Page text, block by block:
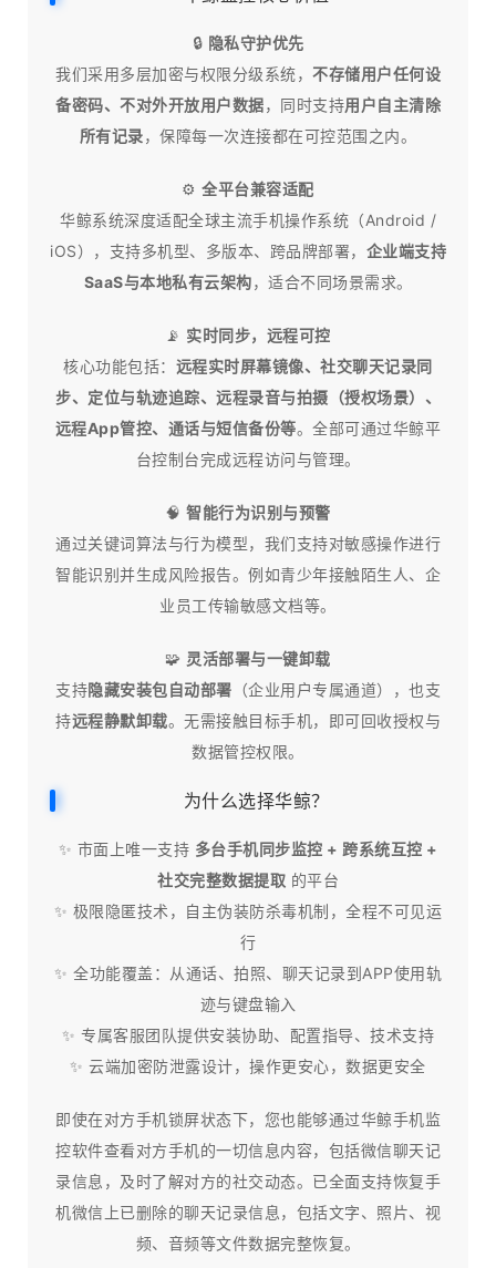
🔒 隐私守护优先
我们采用多层加密与权限分级系统， 不存储用户任何设
备密码、不对外开放用户数据，同时支持用户自主清除
所有记录，保障每一次连接都在可控范围之内。
⚙全平台兼容适配
华鲸系统深度适配全球主流手机操作系统（Android /
iOS），支持多机型、多版本、跨品牌部署， 企业端支持
SaaS与本地私有云架构，适合不同场景需求。
📡 实时同步，远程可控
核心功能包括： 远程实时屏幕镜像、社交聊天记录同
步、定位与轨迹追踪、远程录音与拍摄（授权场景）、
远程App管控、通话与短信备份等。全部可通过华鲸平
台控制台完成远程访问与管理。
🧠智能行为识别与预警
通过关键词算法与行为模型，我们支持对敏感操作进行
智能识别并生成风险报告。例如青少年接触陌生人、企
业员工传输敏感文档等。
🧩 灵活部署与一键卸载
支持隐藏安装包自动部署 （企业用户专属通道），也支
持远程静默卸载。无需接触目标手机，即可回收授权与
数据管控权限。
为什么选择华鲸？
✨ 市面上唯一支持 多台手机同步监控 + 跨系统互控 +
社交完整数据提取 的平台
✨ 极限隐匿技术，自主伪装防杀毒机制，全程不可见运
行
✨ 全功能覆盖：从通话、拍照、聊天记录到APP使用轨
迹与键盘输入
✨ 专属客服团队提供安装协助、配置指导、技术支持
✨ 云端加密防泄露设计，操作更安心，数据更安全
即使在对方手机锁屏状态下，您也能够通过华鲸手机监
控软件查看对方手机的一切信息内容，包括微信聊天记
录信息，及时了解对方的社交动态。已全面支持恢复手
机微信上已删除的聊天记录信息，包括文字、照片、视
频、音频等文件数据完整恢复。